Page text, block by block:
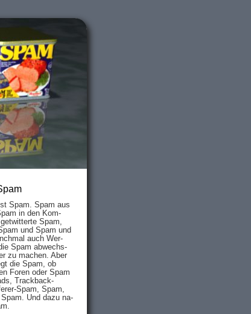
Spam. Spam aus
in den Kom­
Spam,
und Spam und
auch Wer­
Spam ab­wechs­
zu mach­en. Aber
die Spam, ob
Fo­ren oder Spam
Track­back-
Spam, Spam,
Und da­zu na­